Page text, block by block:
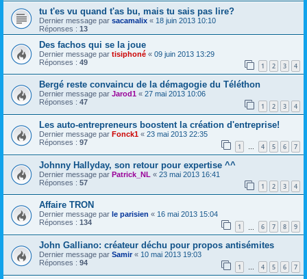
tu t'es vu quand t'as bu, mais tu sais pas lire?
Dernier message par sacamalix « 18 juin 2013 10:10
Réponses : 13
Des fachos qui se la joue
Dernier message par tisiphoné « 09 juin 2013 13:29
Réponses : 49 1 2 3 4
Bergé reste convaincu de la démagogie du Téléthon
Dernier message par Jarod1 « 27 mai 2013 10:06
Réponses : 47 1 2 3 4
Les auto-entrepreneurs boostent la création d'entreprise!
Dernier message par Fonck1 « 23 mai 2013 22:35
Réponses : 97 1 … 4 5 6 7
Johnny Hallyday, son retour pour expertise ^^
Dernier message par Patrick_NL « 23 mai 2013 16:41
Réponses : 57 1 2 3 4
Affaire TRON
Dernier message par le parisien « 16 mai 2013 15:04
Réponses : 134 1 6 7 8 9
John Galliano: créateur déchu pour propos antisémites
Dernier message par Samir « 10 mai 2013 19:03
Réponses : 94 1 … 4 5 6 7